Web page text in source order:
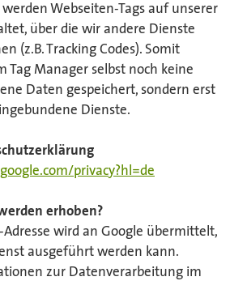
Webseiten-Tags auf unserer
über die wir andere Dienste
(z.B. Tracking Codes). Somit
Tag Manager selbst noch keine
Daten gespeichert, sondern erst
Dienste.
privacy?hl=de
erhoben?
Adresse wird an Google übermittelt,
ausgeführt werden kann.
zur Datenverarbeitung im